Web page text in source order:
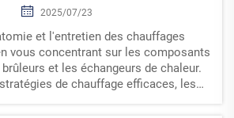
2025/07/23
et l'entretien des chauffages
vous concentrant sur les composants
et les échangeurs de chaleur.
de chauffage efficaces, les